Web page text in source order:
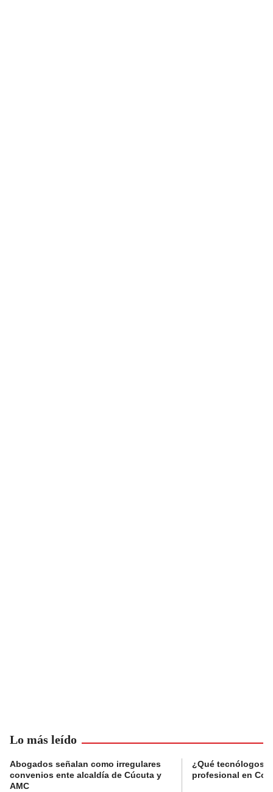
Lo más leído
Abogados señalan como irregulares
convenios ente alcaldía de Cúcuta y
AMC
¿Qué tecnólogos
profesional en